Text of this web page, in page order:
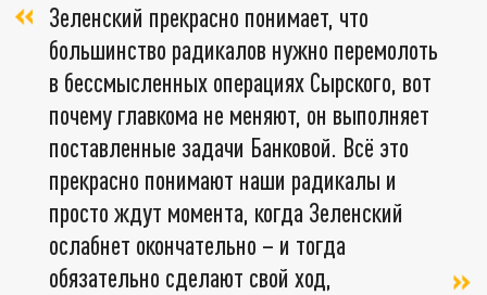
Зеленский прекрасно понимает, что
большинство радикалов нужно перемолоть
в бессмысленных операциях Сырского, вот
почему главкома не меняют, он выполняет
поставленные задачи Банковой. Всё это
прекрасно понимают наши радикалы и
просто ждут момента, когда Зеленский
ослабнет окончательно – и тогда
обязательно сделают свой ход,